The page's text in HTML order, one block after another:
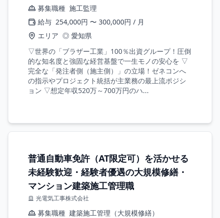
募集職種 施工監理
給与 254,000円 〜 300,000円 / 月
エリア ◎ 愛知県
▽世界の「ブラザー工業」100％出資グループ！圧倒
的な知名度と強固な経営基盤で一生モノの安心を ▽
完全な「発注者側（施主側）」の立場！ゼネコンへ
の指示やプロジェクト統括が主業務の最上流ポジシ
ョン ▽想定年収520万～700万円のハ...
普通自動車免許（AT限定可）を活かせる
未経験歓迎・経験者優遇の大規模修繕・
マンション建築施工管理職
光電気工事株式会社
募集職種 建築施工管理（大規模修繕）